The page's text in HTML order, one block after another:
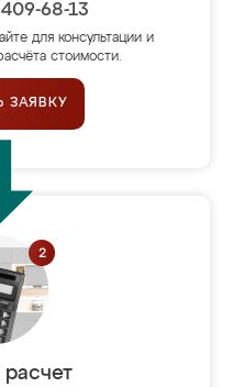
68-13
для консультации и
стоимости.
ЗАЯВКУ